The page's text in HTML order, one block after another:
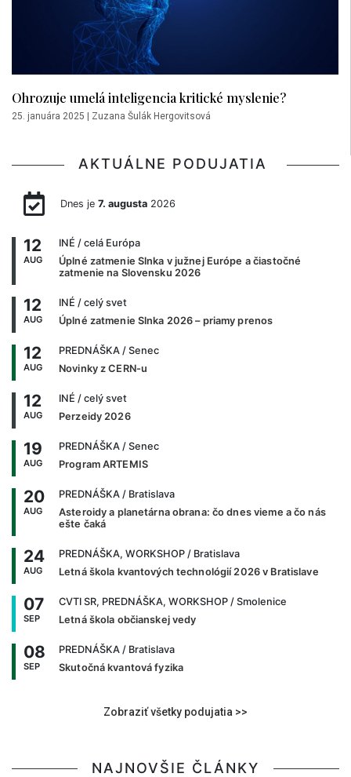
Ohrozuje umelá inteligencia kritické myslenie?
25. januára 2025 Zuzana Šulák Hergovitsová
AKTUÁLNE PODUJATIA
Dnes je 7. augusta2026
12
AUG
INÉ / celá Európa
Úplné zatmenie Slnka v južnej Európe a čiastočné
zatmenie na Slovensku 2026
12
AUG
INÉ / celý svet
Úplné zatmenie Slnka 2026 – priamy prenos
12
AUG
PREDNÁŠKA / Senec
Novinky z CERN-u
12
AUG
INÉ / celý svet
Perzeidy 2026
19
AUG
PREDNÁŠKA / Senec
Program ARTEMIS
20
AUG
PREDNÁŠKA / Bratislava
Asteroidy a planetárna obrana: čo dnes vieme a čo nás
ešte čaká
24
AUG
PREDNÁŠKA, WORKSHOP / Bratislava
Letná škola kvantových technológií 2026 v Bratislave
07
SEP
CVTI SR, PREDNÁŠKA, WORKSHOP / Smolenice
Letná škola občianskej vedy
08
SEP
PREDNÁŠKA / Bratislava
Skutočná kvantová fyzika
Zobraziť všetky podujatia >>
NAJNOVŠIE ČLÁNKY